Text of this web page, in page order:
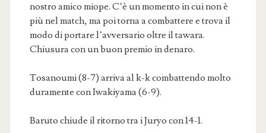
nostro amico miope. C’è un momento in cui non è
più nel match, ma poi torna a combattere e trova il
modo di portare l’avversario oltre il tawara.
Chiusura con un buon premio in denaro.
Tosanoumi (8-7) arriva al k-k combattendo molto
duramente con Iwakiyama (6-9).
Baruto chiude il ritorno tra i Juryo con 14-1.